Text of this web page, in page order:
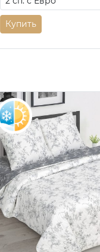
Купить